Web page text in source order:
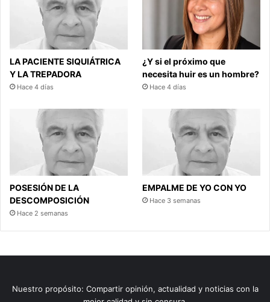
LA PACIENTE SIQUIÁTRICA
Y LA TREPADORA
Hace 4 días
¿Y si el próximo que
necesita huir es un hombre?
Hace 4 días
POSESIÓN DE LA
DESCOMPOSICIÓN
Hace 2 semanas
EMPALME DE YO CON YO
Hace 3 semanas
Nuestro propósito: Compartir opinión, actualidad y noticias con la